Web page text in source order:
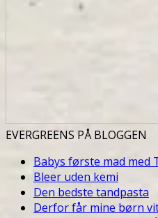
EVERGREENS PÅ BLOGGEN
Babys første mad
Bleer uden kemi
Den bedste tandpasta
Derfor får mine børn